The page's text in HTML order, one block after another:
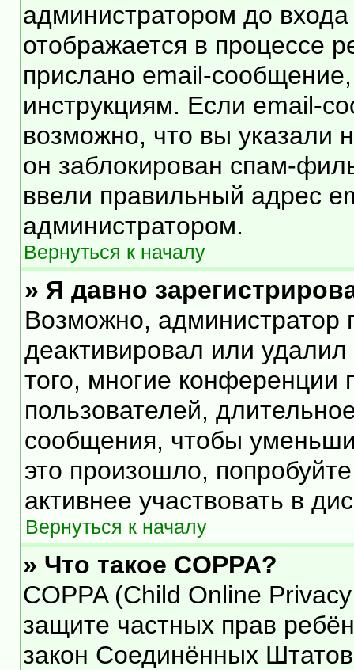
администратором до
отображается в процессе
прислано email-
инструкциям. Если email-
возможно, что вы указали
он заблокирован спам-
ввели правильный адрес
администратором.
Вернуться к началу
» Я давно
Возможно, администратор
деактивировал или
того, многие конференции
пользователей,
сообщения, чтобы
это произошло,
активнее участвовать в
Вернуться к началу
» Что такое COPPA?
COPPA (Child Online
защите частных прав
закон Соединённых